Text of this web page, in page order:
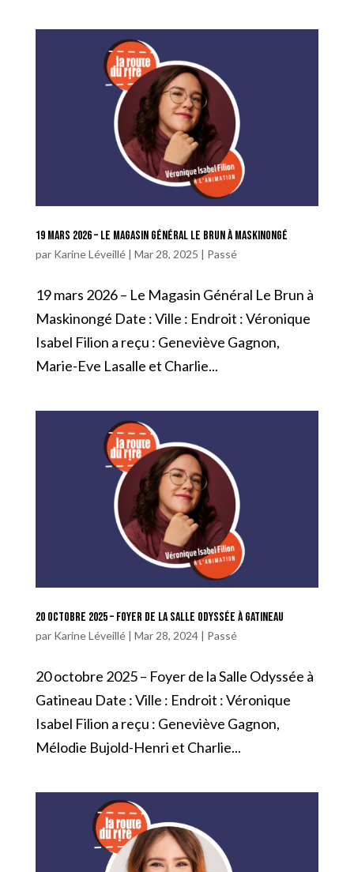
19 mars 2026 – Le Magasin Général Le Brun à Maskinongé
par Karine Léveillé| Mar 28, 2025 | Passé
19 mars 2026 – Le Magasin Général Le Brun à
Maskinongé Date : Ville : Endroit : Véronique
Isabel Filion a reçu : Geneviève Gagnon,
Marie-Eve Lasalle et Charlie...
20 octobre 2025 – Foyer de la Salle Odyssée à Gatineau
par Karine Léveillé| Mar 28, 2024| Passé
20 octobre 2025 – Foyer de la Salle Odyssée à
Gatineau Date : Ville : Endroit : Véronique
Isabel Filion a reçu : Geneviève Gagnon,
Mélodie Bujold-Henri et Charlie...